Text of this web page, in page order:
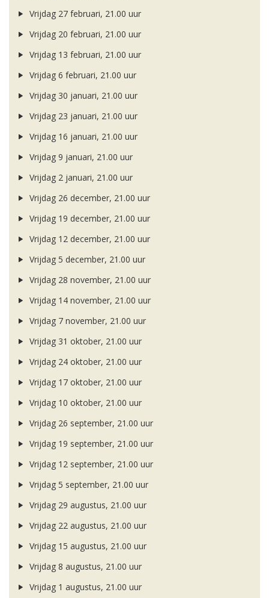
Vrijdag 27 februari, 21.00 uur
Vrijdag 20 februari, 21.00 uur
Vrijdag 13 februari, 21.00 uur
Vrijdag 6 februari, 21.00 uur
Vrijdag 30 januari, 21.00 uur
Vrijdag 23 januari, 21.00 uur
Vrijdag 16 januari, 21.00 uur
Vrijdag 9 januari, 21.00 uur
Vrijdag 2 januari, 21.00 uur
Vrijdag 26 december, 21.00 uur
Vrijdag 19 december, 21.00 uur
Vrijdag 12 december, 21.00 uur
Vrijdag 5 december, 21.00 uur
Vrijdag 28 november, 21.00 uur
Vrijdag 14 november, 21.00 uur
Vrijdag 7 november, 21.00 uur
Vrijdag 31 oktober, 21.00 uur
Vrijdag 24 oktober, 21.00 uur
Vrijdag 17 oktober, 21.00 uur
Vrijdag 10 oktober, 21.00 uur
Vrijdag 26 september, 21.00 uur
Vrijdag 19 september, 21.00 uur
Vrijdag 12 september, 21.00 uur
Vrijdag 5 september, 21.00 uur
Vrijdag 29 augustus, 21.00 uur
Vrijdag 22 augustus, 21.00 uur
Vrijdag 15 augustus, 21.00 uur
Vrijdag 8 augustus, 21.00 uur
Vrijdag 1 augustus, 21.00 uur